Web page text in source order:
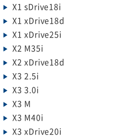
X1 sDrive18i
X1 xDrive18d
X1 xDrive25i
X2 M35i
X2 xDrive18d
X3 2.5i
X3 3.0i
X3 M
X3 M40i
X3 xDrive20i